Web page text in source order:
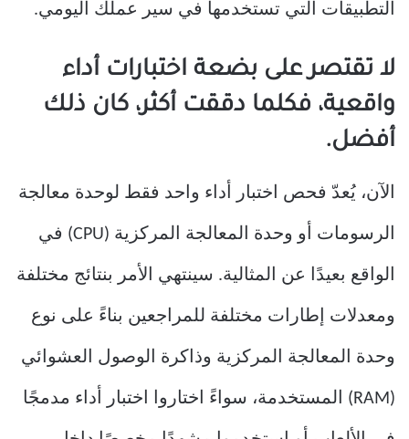
التطبيقات التي تستخدمها في سير عملك اليومي.
لا تقتصر على بضعة اختبارات أداء
واقعية، فكلما دققت أكثر، كان ذلك
أفضل.
الآن، يُعدّ فحص اختبار أداء واحد فقط لوحدة معالجة
الرسومات أو وحدة المعالجة المركزية (CPU) في
الواقع بعيدًا عن المثالية. سينتهي الأمر بنتائج مختلفة
ومعدلات إطارات مختلفة للمراجعين بناءً على نوع
وحدة المعالجة المركزية وذاكرة الوصول العشوائي
(RAM) المستخدمة، سواءً اختاروا اختبار أداء مدمجًا